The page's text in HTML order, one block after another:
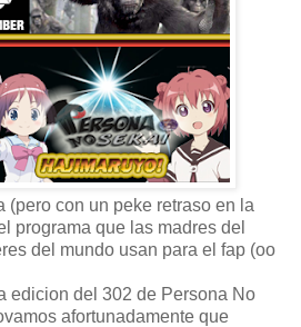
(pero con un peke retraso en la
programa que las madres del
del mundo usan para el fap (oo
edicion del 302 de Persona No
afortunadamente que